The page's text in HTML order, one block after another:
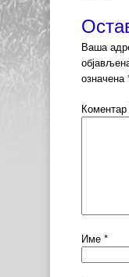
Ваша
означена
Коментар
Име *